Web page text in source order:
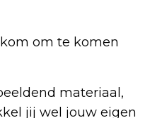
om te komen
materiaal,
jij wel jouw eigen